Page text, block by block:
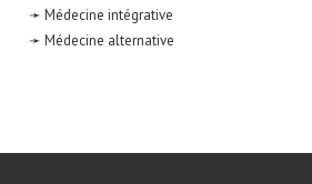
➛ Médecine intégrative
➛ Médecine alternative